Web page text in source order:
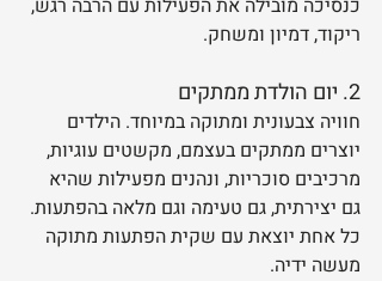
כנסיכה מובילה את הפעילות עם הרבה רגש,
ריקוד, דמיון ומשחק.
2. יום הולדת ממתקים
חוויה צבעונית ומתוקה במיוחד. הילדים
יוצרים ממתקים בעצמם, מקשטים עוגיות,
מרכיבים סוכריות, ונהנים מפעילות שהיא
גם יצירתית, גם טעימה וגם מלאה בהפתעות.
כל אחת יוצאת עם שקית הפתעות מתוקה
מעשה ידיה.